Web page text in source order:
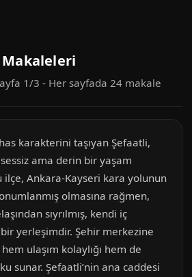
1/3 - Her sayfada 24 makale
karakterini taşıyan Şefaatli,
sessiz ama derin bir yaşam
ilçe, Ankara-Kayseri kara yolunun
olmasına rağmen,
sıyrılmış, kendi iç
yerleşimdir. Şehir merkezine
ulaşım kolaylığı hem de
sunar. Şefaatli’nin ana caddesi